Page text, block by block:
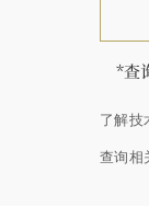
*查
有
每
宝
了解技
查询相